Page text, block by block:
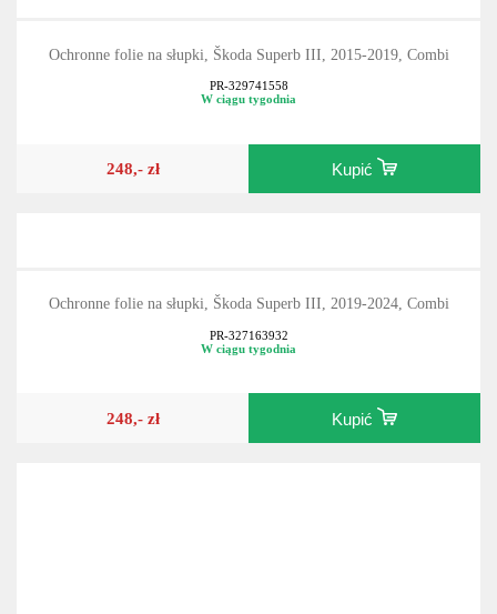
Ochronne folie na słupki, Škoda Superb III, 2015-2019, Combi
PR-329741558
W ciągu tygodnia
248,- zł Kupić
Ochronne folie na słupki, Škoda Superb III, 2019-2024, Combi
PR-327163932
W ciągu tygodnia
248,- zł Kupić